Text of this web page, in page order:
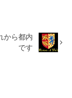
から都内
です